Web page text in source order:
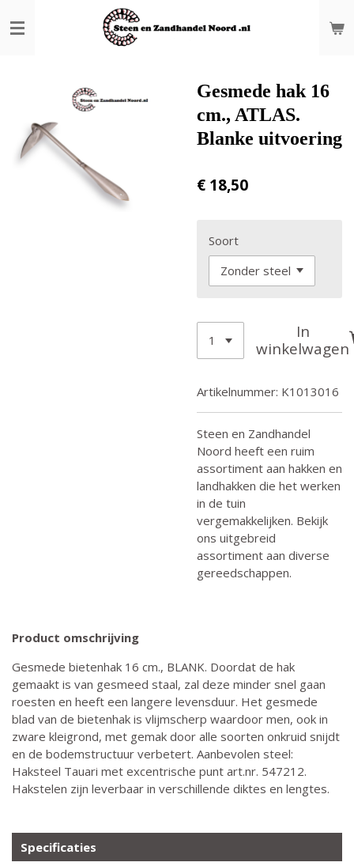
direct
Gesmede hak 16
cm., ATLAS.
Blanke uitvoering
€ 18,50
Soort
In
winkelwagen
Artikelnummer: K1013016
Steen en Zandhandel
Noord heeft een ruim
assortiment aan hakken en
landhakken die het werken
in de tuin
vergemakkelijken. Bekijk
ons uitgebreid
assortiment aan diverse
gereedschappen.
Product omschrijving
Gesmede bietenhak 16 cm., BLANK. Doordat de hak
gemaakt is van gesmeed staal, zal deze minder snel gaan
roesten en heeft een langere levensduur. Het gesmede
blad van de bietenhak is vlijmscherp waardoor men, ook in
zware kleigrond, met gemak door alle soorten onkruid snijdt
en de bodemstructuur verbetert. Aanbevolen steel:
Haksteel Tauari met excentrische punt art.nr. 547212.
Hakstelen zijn leverbaar in verschillende diktes en lengtes.
Specificaties